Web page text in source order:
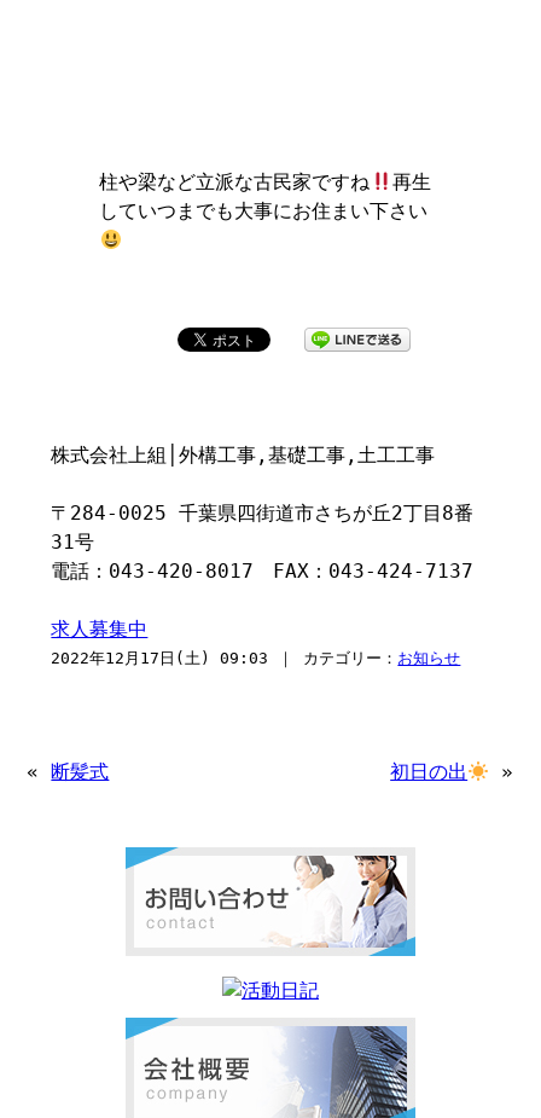
柱や梁など立派な古民家ですね
再生
していつまでも大事にお住まい下さい
株式会社上組│外構工事,基礎工事,土工工事
〒284-0025 千葉県四街道市さちが丘2丁目8番
31号
電話：043-420-8017 FAX：043-424-7137
求人募集中
2022年12月17日(土) 09:03 ｜ カテゴリー： お知らせ
« 断髪式 初日の出 »